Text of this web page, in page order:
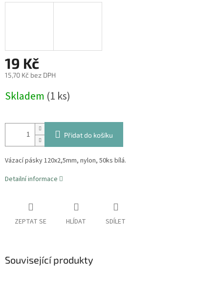
19 Kč
15,70 Kč bez DPH
cena:
Skladem (1 ks)
Přidat do košíku
Vázací pásky 120x2,5mm, nylon, 50ks bílá.
Detailní informace
ZEPTAT SE HLÍDAT SDÍLET
Související produkty